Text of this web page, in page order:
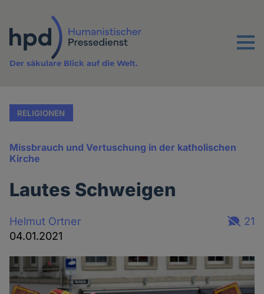
Inhalt
Menu
Der säkulare Blick auf die Welt.
RELIGIONEN
Missbrauch und Vertuschung in der katholischen
Kirche
Lautes Schweigen
Helmut Ortner
04.01.2021
21